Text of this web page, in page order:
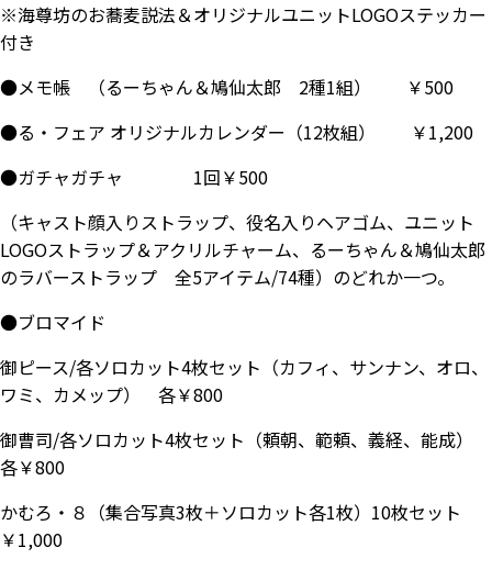
※海尊坊のお蕎麦説法＆オリジナルユニットLOGOステッカー
付き
●メモ帳 （るーちゃん＆鳩仙太郎 2種1組） ￥500
●る・フェア オリジナルカレンダー（12枚組） ￥1,200
●ガチャガチャ 1回￥500
（キャスト顔入りストラップ、役名入りヘアゴム、ユニット
LOGOストラップ＆アクリルチャーム、るーちゃん＆鳩仙太郎
のラバーストラップ 全5アイテム/74種）のどれか一つ。
●ブロマイド
御ピース/各ソロカット4枚セット（カフィ、サンナン、オロ、
ワミ、カメップ） 各￥800
御曹司/各ソロカット4枚セット（頼朝、範頼、義経、能成）
各￥800
かむろ・８（集合写真3枚＋ソロカット各1枚）10枚セット
￥1,000